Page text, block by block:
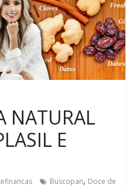
NATURAL
E
Buscopan, Doce de